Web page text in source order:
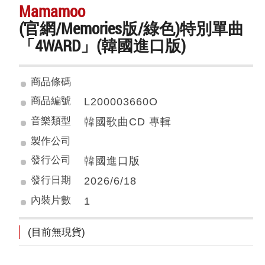
Mamamoo
(官網/Memories版/綠色)特別單曲
「4WARD」(韓國進口版)
商品條碼
商品編號
L200003660O
音樂類型 韓國歌曲CD 專輯
製作公司
發行公司
韓國進口版
發行日期 2026/6/18
內裝片數 1
(目前無現貨)